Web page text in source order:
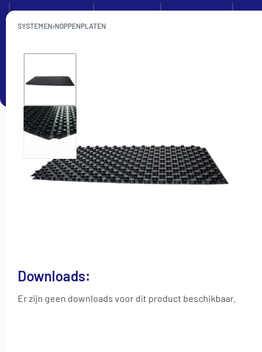
Kennisbank Zakelijk Over ons
SYSTEMEN›NOPPENPLATEN
Downloads:
Er zijn geen downloads voor dit product beschikbaar.